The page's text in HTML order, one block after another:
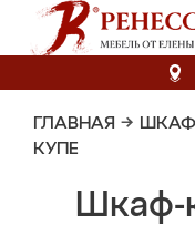
ГЛАВНАЯ →
КУПЕ
Шкаф-